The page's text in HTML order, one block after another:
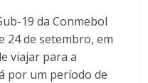
19 da Conmebol
24 de setembro, em
viajar para a
por um período de